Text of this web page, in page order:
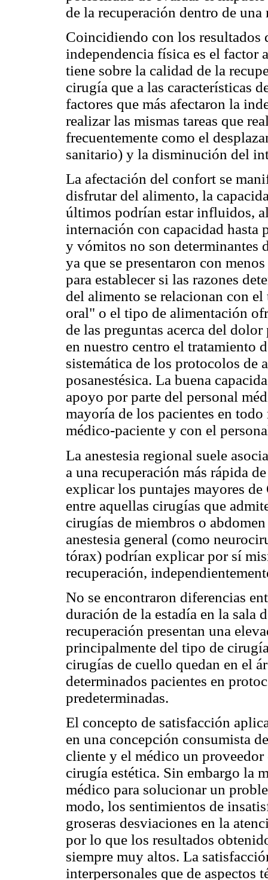
de la recuperación dentro de
Coincidiendo con los resultados
independencia física es el factor
tiene sobre la calidad de la
cirugía que a las características
factores que más afectaron la
realizar las mismas tareas que
frecuentemente como el
sanitario) y la disminución del
La afectación del confort se
disfrutar del alimento, la
últimos podrían estar influidos,
internación con capacidad hasta
y vómitos no son determinantes
ya que se presentaron con
para establecer si las razones
del alimento se relacionan con
oral" o el tipo de alimentación
de las preguntas acerca del
en nuestro centro el tratamiento
sistemática de los protocolos de
posanestésica. La buena
apoyo por parte del personal
mayoría de los pacientes en
médico-paciente y con el
La anestesia regional suele
a una recuperación más rápida
explicar los puntajes mayores
entre aquellas cirugías que
cirugías de miembros o
anestesia general (como
tórax) podrían explicar por sí
recuperación,
No se encontraron diferencias
duración de la estadía en la sala
recuperación presentan una
principalmente del tipo de
cirugías de cuello quedan en el
determinados pacientes en
predeterminadas.
El concepto de satisfacción
en una concepción consumista
cliente y el médico un
cirugía estética. Sin embargo la
médico para solucionar un
modo, los sentimientos de
groseras desviaciones en la
por lo que los resultados
siempre muy altos. La
interpersonales que de aspectos